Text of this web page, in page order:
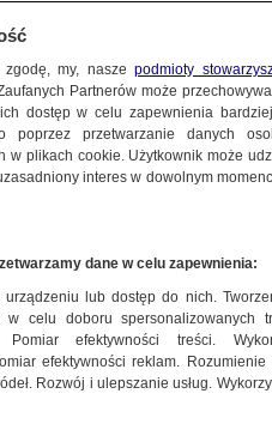
65 mln ludzi
06:21
drugą debatę
zgodę, my, naszepodmioty
Partnerów może
dostęp w celu zapewnienia
poprzez przetwarzanie danych
w plikach cookie. Użytkownik może
interes w dowolnym
dane w celu zapewnienia:
urządzeniu lub dostęp do nich.
w celu doboru spersonalizowanych
Pomiar efektywności treści.
efektywności reklam.
Rozwój i ulepszanie usług.